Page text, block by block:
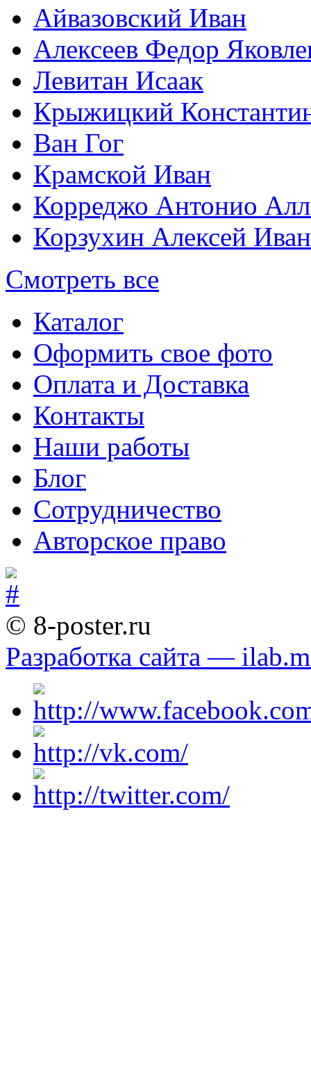
Айвазовский Иван
Алексеев Федор
Левитан Исаак
Крыжицкий
Ван Гог
Крамской Иван
Корреджо Антонио
Корзухин Алексей
Смотреть все
Каталог
Оформить свое фото
Оплата и Доставка
Контакты
Наши работы
Блог
Сотрудничество
Авторское право
© 8-poster.ru
Разработка сайта —